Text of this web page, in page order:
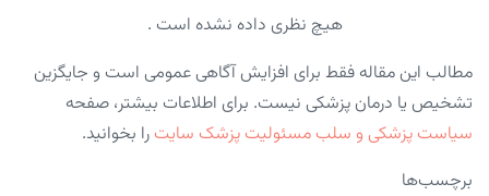
هیچ نظری داده نشده است .
مطالب این مقاله فقط برای افزایش آگاهی عمومی است و جایگزین
تشخیص یا درمان پزشکی نیست. برای اطلاعات بیشتر، صفحه
سیاست پزشکی و سلب مسئولیت پزشک سایت را بخوانید.
برچسب‌ها